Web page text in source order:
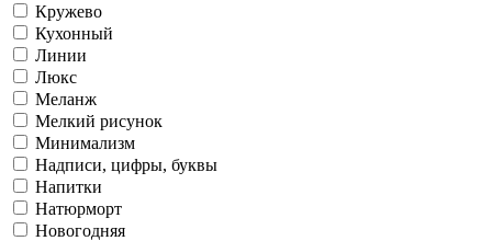
Кружево
Кухонный
Линии
Люкс
Меланж
Мелкий рисунок
Минимализм
Надписи, цифры, буквы
Напитки
Натюрморт
Новогодняя